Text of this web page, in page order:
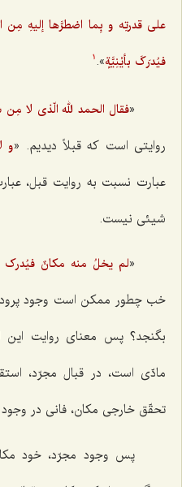
علی قدرتِه و بِما اضطرَّها إلیهِ مِن
فیُدرَکَ بأیْنِیَّةٍ».
1
«فقال الحمد لله الّذی لا
روایتی است که قبلاً دیدیم. «و
عبارت نسبت به روایت قبل،
شیئی نیست.
«لم یخلُ منه مکانٌ فیُدرک
خب چطور ممکن است وجود
بگنجد؟ پس معنای روایت این
مادّی است، در قبال مجرّد،
تحقّق خارجی مکان، فانی در
پس وجود مجرّد، خود